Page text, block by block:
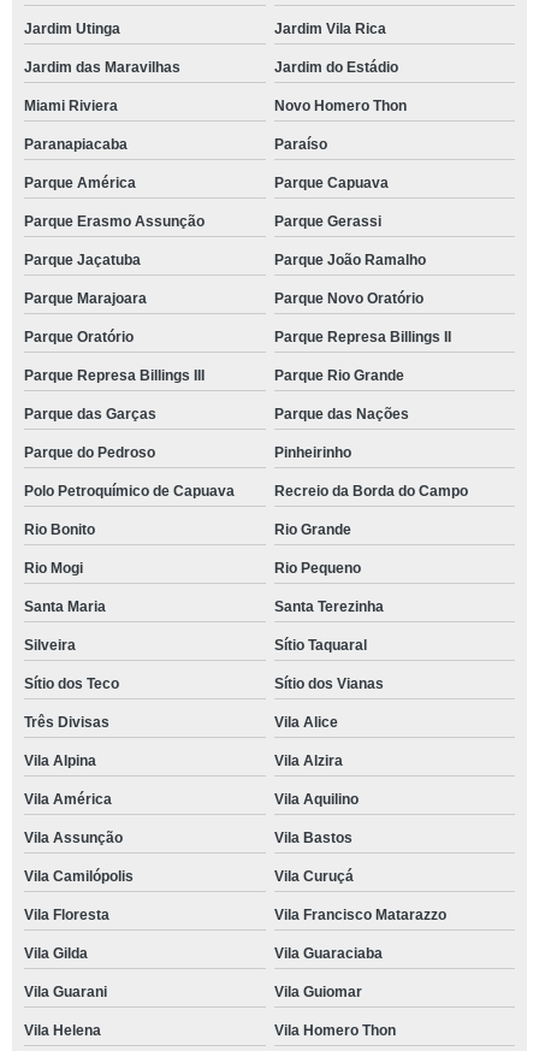
Jardim Utinga Jardim Vila Rica
Jardim das Maravilhas Jardim do Estádio
Miami Riviera Novo Homero Thon
Paranapiacaba Paraíso
Parque América Parque Capuava
Parque Erasmo Assunção Parque Gerassi
Parque Jaçatuba Parque João Ramalho
Parque Marajoara Parque Novo Oratório
Parque Oratório Parque Represa Billings II
Parque Represa Billings III Parque Rio Grande
Parque das Garças Parque das Nações
Parque do Pedroso Pinheirinho
Polo Petroquímico de Capuava Recreio da Borda do Campo
Rio Bonito Rio Grande
Rio Mogi Rio Pequeno
Santa Maria Santa Terezinha
Silveira Sítio Taquaral
Sítio dos Teco Sítio dos Vianas
Três Divisas Vila Alice
Vila Alpina Vila Alzira
Vila América Vila Aquilino
Vila Assunção Vila Bastos
Vila Camilópolis Vila Curuçá
Vila Floresta Vila Francisco Matarazzo
Vila Gilda Vila Guaraciaba
Vila Guarani Vila Guiomar
Vila Helena Vila Homero Thon